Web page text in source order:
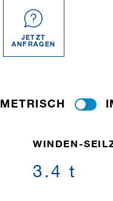
JETZT
ANFRAGEN
METRISCH
WINDEN-
3.4 t